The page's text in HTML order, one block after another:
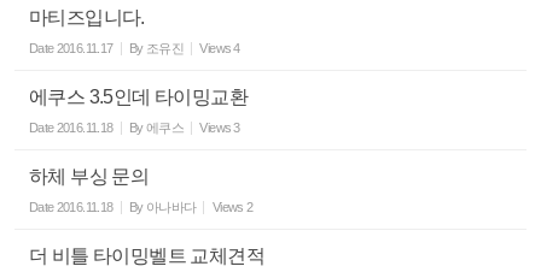
마티즈입니다.
Date2016.11.17 By 조유진 Views 4
에쿠스 3.5인데 타이밍교환
Date2016.11.18 By에쿠스 Views 3
하체 부싱 문의
Date2016.11.18 By 아나바다 Views 2
더 비틀 타이밍벨트 교체견적